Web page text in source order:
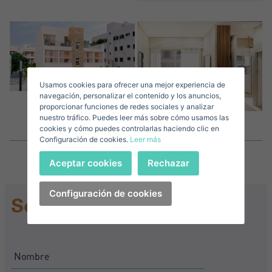
Solicitar Información
Descargar Expose
Acepto losTérminos y condiciones de privacidad
Accede a tu cuenta
Iniciar sesión
¿Has olvidado tu contraseña?
He olvidado mi contraseña
¿No tienes una cuenta?
Apellidos*
Correo Electrónico*
Teléfono*
United
States
+1
+1
Contraseña**
Vende tu Propiedad
United
States
+1
+1
Usamos cookies para ofrecer una mejor experiencia de
navegación, personalizar el contenido y los anuncios,
proporcionar funciones de redes sociales y analizar
nuestro tráfico. Puedes leer más sobre cómo usamos las
cookies y cómo puedes controlarlas haciendo clic en
Configuración de cookies. Leer más
Configuración de cookies
Aceptar cookies Rechazar